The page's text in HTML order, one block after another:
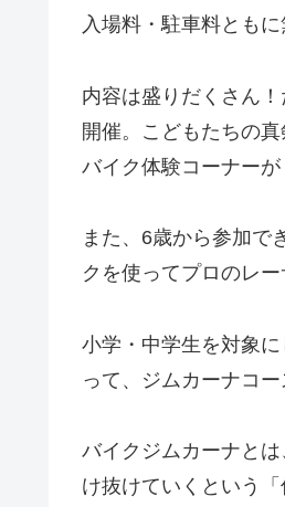
入場料・駐車料ともに
内容は盛りだくさん
開催。こどもたちの
バイク体験コーナーが
また、6歳から参加で
クを使ってプロのレ
小学・中学生を対象
って、ジムカーナコ
バイクジムカーナと
け抜けていくという